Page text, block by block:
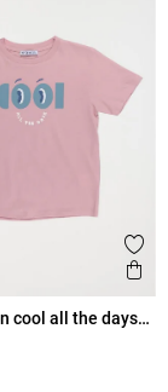
cool all the days